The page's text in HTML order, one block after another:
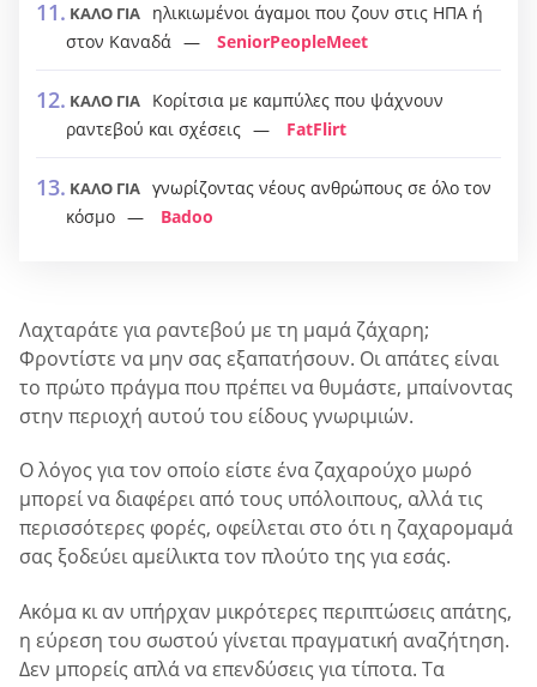
ΚΑΛΟ ΓΙΑ
ηλικιωμένοι άγαμοι που ζουν στις ΗΠΑ ή
στον Καναδά
SeniorPeopleMeet
ΚΑΛΟ ΓΙΑ
Κορίτσια με καμπύλες που ψάχνουν
ραντεβού και σχέσεις
FatFlirt
ΚΑΛΟ ΓΙΑ γνωρίζοντας νέους ανθρώπους σε όλο τον
κόσμο
Badoo
Λαχταράτε για ραντεβού με τη μαμά ζάχαρη;
Φροντίστε να μην σας εξαπατήσουν. Οι απάτες είναι
το πρώτο πράγμα που πρέπει να θυμάστε, μπαίνοντας
στην περιοχή αυτού του είδους γνωριμιών.
Ο λόγος για τον οποίο είστε ένα ζαχαρούχο μωρό
μπορεί να διαφέρει από τους υπόλοιπους, αλλά τις
περισσότερες φορές, οφείλεται στο ότι η ζαχαρομαμά
σας ξοδεύει αμείλικτα τον πλούτο της για εσάς.
Ακόμα κι αν υπήρχαν μικρότερες περιπτώσεις απάτης,
η εύρεση του σωστού γίνεται πραγματική αναζήτηση.
Δεν μπορείς απλά να επενδύσεις για τίποτα. Τα